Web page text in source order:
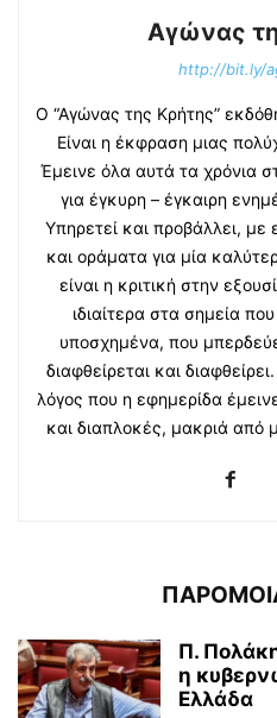
Αγώνας
http://bit.ly/
Ο “Αγώνας της Κρήτης”
Είναι η έκφραση μιας
Έμεινε όλα αυτά τα χρόνια
για έγκυρη – έγκαιρη
Υπηρετεί και προβάλλει, με
και οράματα για μία
είναι η κριτική στην
ιδιαίτερα στα σημεία
υποσχημένα, που
διαφθείρεται και
λόγος που η εφημερίδα
και διαπλοκές, μακριά από
Π.
η
Ελλάδα